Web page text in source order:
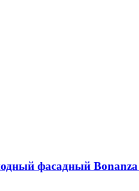
фасадный